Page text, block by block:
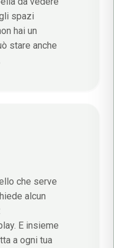
spazi
hai un
stare anche
che serve
alcun
E insieme
a ogni tua